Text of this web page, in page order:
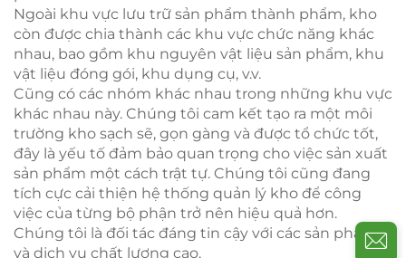
Ngoài khu vực lưu trữ sản phẩm thành phẩm, kho
còn được chia thành các khu vực chức năng khác
nhau, bao gồm khu nguyên vật liệu sản phẩm, khu
vật liệu đóng gói, khu dụng cụ, v.v.
Cũng có các nhóm khác nhau trong những khu vực
khác nhau này. Chúng tôi cam kết tạo ra một môi
trường kho sạch sẽ, gọn gàng và được tổ chức tốt,
đây là yếu tố đảm bảo quan trọng cho việc sản xuất
sản phẩm một cách trật tự. Chúng tôi cũng đang
tích cực cải thiện hệ thống quản lý kho để công
việc của từng bộ phận trở nên hiệu quả hơn.
Chúng tôi là đối tác đáng tin cậy với các sản phẩm
và dịch vụ chất lượng cao.